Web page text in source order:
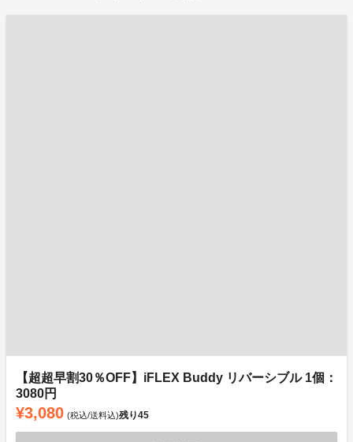
【超超早割30％OFF】iFLEX Buddy リバーシブル 1個：
3080円
¥3,080 (税込/送料込)残り45